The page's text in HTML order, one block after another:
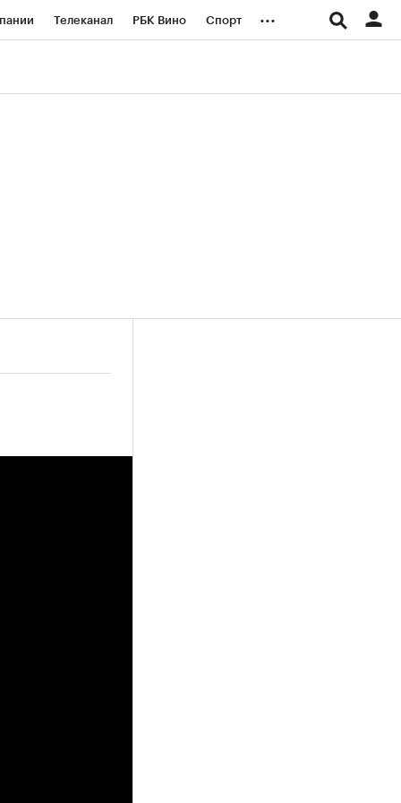
Телеканал РБК Вино Спорт ...